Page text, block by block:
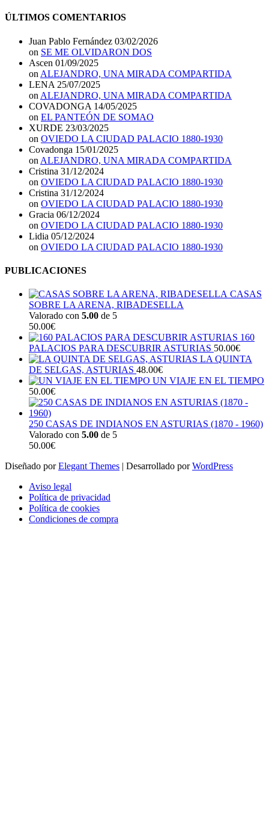
ÚLTIMOS COMENTARIOS
Juan Pablo Fernández 03/02/2026
on SE ME OLVIDARON DOS
Ascen 01/09/2025
on ALEJANDRO, UNA MIRADA COMPARTIDA
LENA 25/07/2025
on ALEJANDRO, UNA MIRADA COMPARTIDA
COVADONGA 14/05/2025
on EL PANTEÓN DE SOMAO
XURDE 23/03/2025
on OVIEDO LA CIUDAD PALACIO 1880-1930
Covadonga 15/01/2025
on ALEJANDRO, UNA MIRADA COMPARTIDA
Cristina 31/12/2024
on OVIEDO LA CIUDAD PALACIO 1880-1930
Cristina 31/12/2024
on OVIEDO LA CIUDAD PALACIO 1880-1930
Gracia 06/12/2024
on OVIEDO LA CIUDAD PALACIO 1880-1930
Lidia 05/12/2024
on OVIEDO LA CIUDAD PALACIO 1880-1930
PUBLICACIONES
CASAS
SOBRE LA ARENA, RIBADESELLA
Valorado con 5.00 de 5
50.00€
160
PALACIOS PARA DESCUBRIR ASTURIAS 50.00€
LA QUINTA
DE SELGAS, ASTURIAS 48.00€
UN VIAJE EN EL TIEMPO
50.00€
250 CASAS DE INDIANOS EN ASTURIAS (1870 - 1960)
Valorado con 5.00 de 5
50.00€
Diseñado porElegant Themes | Desarrollado porWordPress
Aviso legal
Política de privacidad
Política de cookies
Condiciones de compra